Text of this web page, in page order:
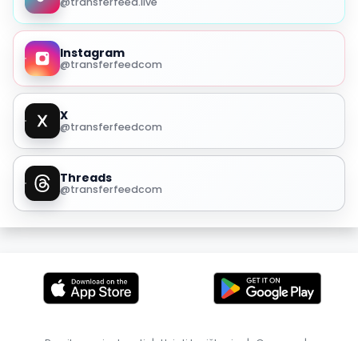
Instagram
@transferfeedcom
X
@transferfeedcom
Threads
@transferfeedcom